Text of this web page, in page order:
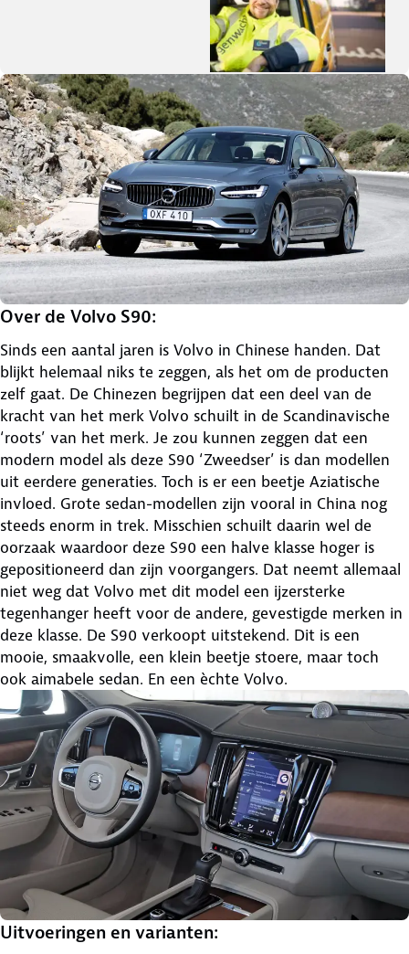
Over de Volvo S90:
Sinds een aantal jaren is Volvo in Chinese handen. Dat
blijkt helemaal niks te zeggen, als het om de producten
zelf gaat. De Chinezen begrijpen dat een deel van de
kracht van het merk Volvo schuilt in de Scandinavische
‘roots’ van het merk. Je zou kunnen zeggen dat een
modern model als deze S90 ‘Zweedser’ is dan modellen
uit eerdere generaties. Toch is er een beetje Aziatische
invloed. Grote sedan-modellen zijn vooral in China nog
steeds enorm in trek. Misschien schuilt daarin wel de
oorzaak waardoor deze S90 een halve klasse hoger is
gepositioneerd dan zijn voorgangers. Dat neemt allemaal
niet weg dat Volvo met dit model een ijzersterke
tegenhanger heeft voor de andere, gevestigde merken in
deze klasse. De S90 verkoopt uitstekend. Dit is een
mooie, smaakvolle, een klein beetje stoere, maar toch
ook aimabele sedan. En een èchte Volvo.
Uitvoeringen en varianten: